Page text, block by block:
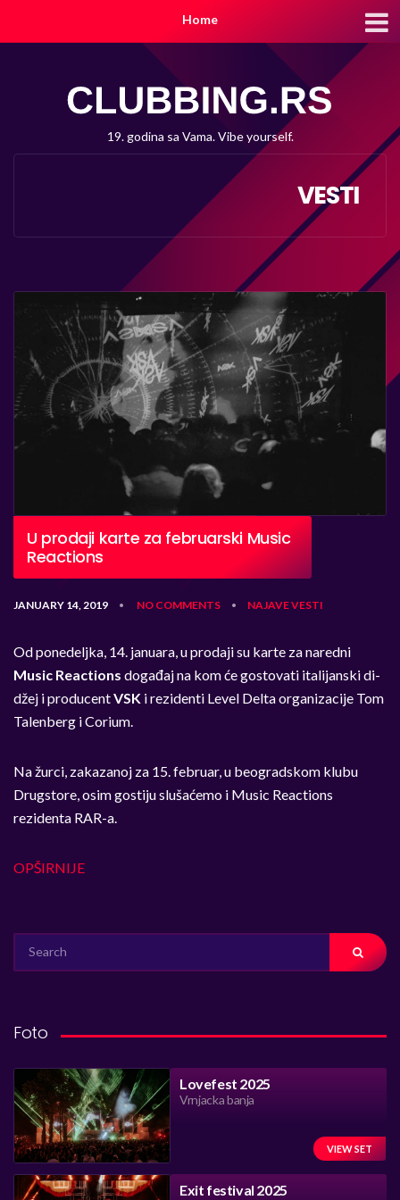
Home
19. godina sa Vama. Vibe yourself.
VESTI
U prodaji karte za februarski Music
Reactions
JANUARY 14, 2019 • NO COMMENTS • NAJAVEVESTI
Od ponedeljka, 14. januara, u prodaji su karte za naredni
Music Reactions događaj na kom će gostovati italijanski di-
džej i producentVSK i rezidenti Level Delta organizacije Tom
Talenberg i Corium.
Na žurci, zakazanoj za 15. februar, u beogradskom klubu
Drugstore, osim gostiju slušaćemo i Music Reactions
rezidenta RAR-a.
OPŠIRNIJE
FOR:
Foto
Lovefest 2025
Vrnjacka banja
VIEW SET
Exit festival 2025